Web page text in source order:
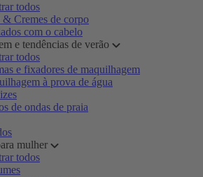
todos
& Cremes de corpo
com o cabelo
e tendências de verão
todos
e fixadores de maquilhagem
à prova de água
de ondas de praia
mulher
todos